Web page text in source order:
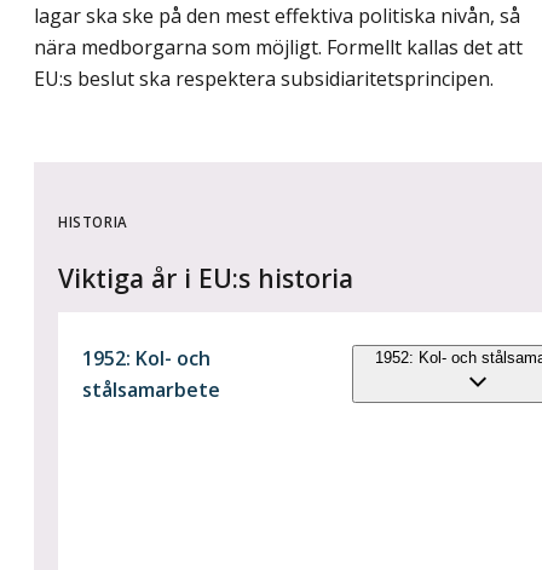
lagar ska ske på den mest effektiva politiska nivån, så
nära medborgarna som möjligt. Formellt kallas det att
EU:s beslut ska respektera subsidiaritetsprincipen.
HISTORIA
Viktiga år i EU:s historia
1952: Kol- och
stålsamarbete
1952: Kol- och